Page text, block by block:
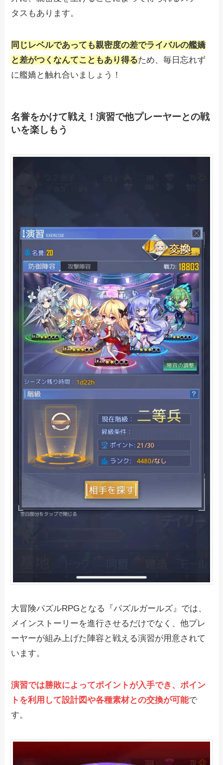
タスもあります。
同じレベルであっても親密度の差でライバルの艦嬌
と差がつくなんてこともあり得るため、毎日忘れず
に艦嬌と触れ合いましょう！
名誉をかけて戦え！演習で他プレーヤーとの戦
いを楽しもう
大冒険パズルRPGとなる『パズルガールズ』では、
メインストーリーを進行させるだけでなく、他プレ
ーヤーが組み上げた陣容と戦える演習が用意されて
います。
演習では勝敗によってポイントが入手でき、ポイン
トを利用して設計図や各種素材との交換が可能で
す。